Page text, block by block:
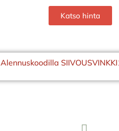
Katso hinta
Alennuskoodilla